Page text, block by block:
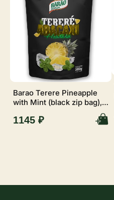
Barao Terere Pineapple
with Mint (black zip bag),
1145 ₽